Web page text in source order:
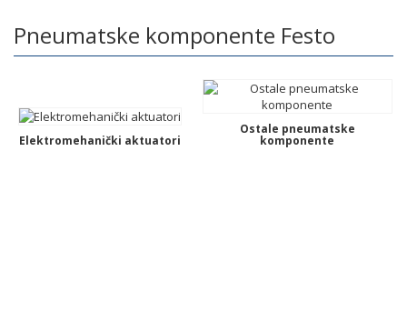
Pneumatske komponente Festo
Elektromehanički aktuatori
Ostale pneumatske
komponente